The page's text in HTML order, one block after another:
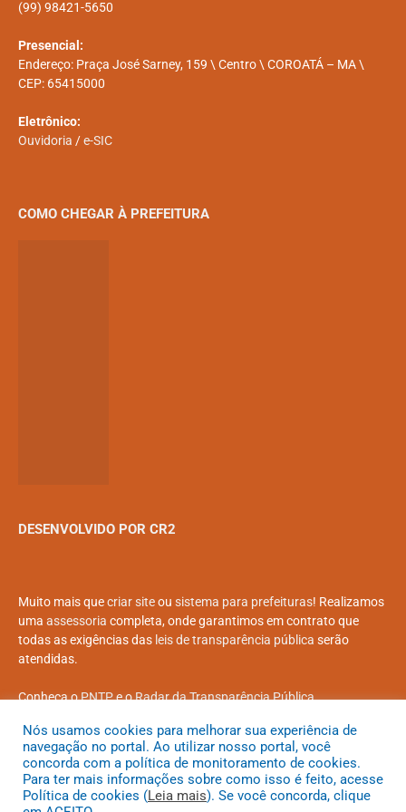
(99) 98421-5650
Presencial:
Endereço: Praça José Sarney, 159 \ Centro \ COROATÁ – MA \
CEP: 65415000
Eletrônico:
Ouvidoria /e-SIC
COMO CHEGAR À PREFEITURA
DESENVOLVIDO POR CR2
Muito mais quecriar siteou sistema para prefeituras! Realizamos
uma assessoria completa, onde garantimos em contrato que
todas as exigências das leis de transparência pública serão
atendidas.
Conheça oPNTPe oRadar da Transparência Pública
Todos os direitos reservados a Prefeitura Municipal de Coroatá
Nós usamos cookies para melhorar sua experiência de
navegação no portal. Ao utilizar nosso portal, você
concorda com a política de monitoramento de cookies.
Para ter mais informações sobre como isso é feito, acesse
Política de cookies (Leia mais). Se você concorda, clique